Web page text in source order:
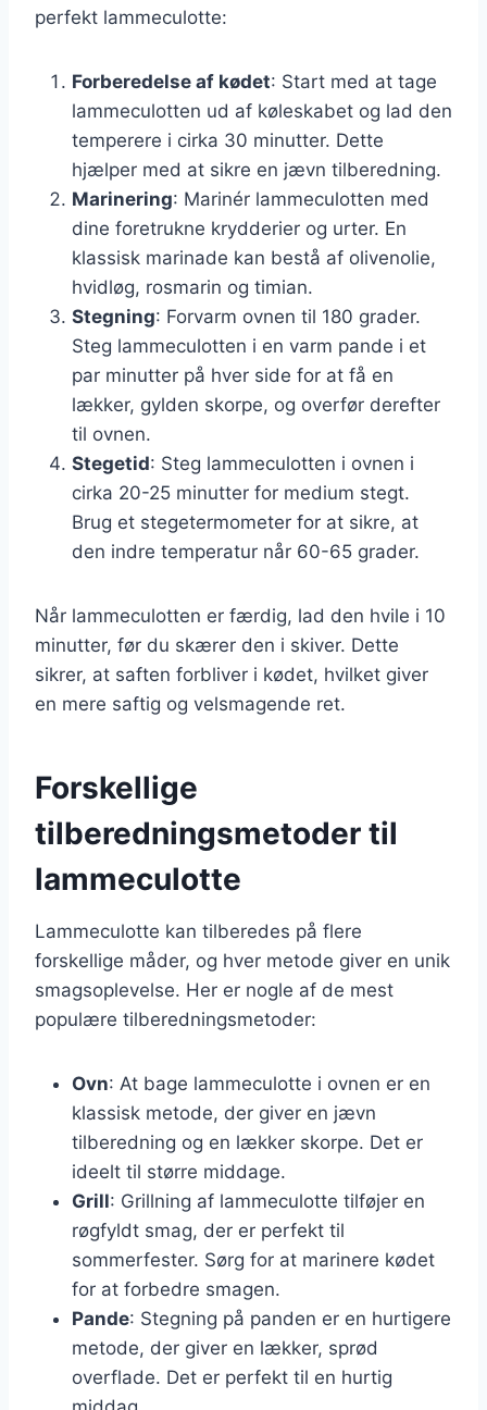
perfekt lammeculotte:
Forberedelse af kødet: Start med at tage
lammeculotten ud af køleskabet og lad den
temperere i cirka 30 minutter. Dette
hjælper med at sikre en jævn tilberedning.
Marinering: Marinér lammeculotten med
dine foretrukne krydderier og urter. En
klassisk marinade kan bestå af olivenolie,
hvidløg, rosmarin og timian.
Stegning: Forvarm ovnen til 180 grader.
Steg lammeculotten i en varm pande i et
par minutter på hver side for at få en
lækker, gylden skorpe, og overfør derefter
til ovnen.
Stegetid: Steg lammeculotten i ovnen i
cirka 20-25 minutter for medium stegt.
Brug et stegetermometer for at sikre, at
den indre temperatur når 60-65 grader.
Når lammeculotten er færdig, lad den hvile i 10
minutter, før du skærer den i skiver. Dette
sikrer, at saften forbliver i kødet, hvilket giver
en mere saftig og velsmagende ret.
Forskellige
tilberedningsmetoder til
lammeculotte
Lammeculotte kan tilberedes på flere
forskellige måder, og hver metode giver en unik
smagsoplevelse. Her er nogle af de mest
populære tilberedningsmetoder:
Ovn: At bage lammeculotte i ovnen er en
klassisk metode, der giver en jævn
tilberedning og en lækker skorpe. Det er
ideelt til større middage.
Grill: Grillning af lammeculotte tilføjer en
røgfyldt smag, der er perfekt til
sommerfester. Sørg for at marinere kødet
for at forbedre smagen.
Pande: Stegning på panden er en hurtigere
metode, der giver en lækker, sprød
overflade. Det er perfekt til en hurtig